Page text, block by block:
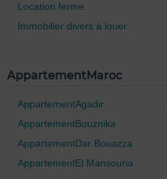
Location ferme
Immobilier divers à louer
AppartementMaroc
AppartementAgadir
AppartementBouznika
AppartementDar Bouazza
AppartementEl Mansouria